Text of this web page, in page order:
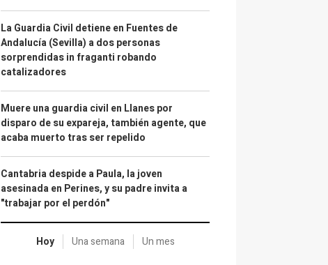
La Guardia Civil detiene en Fuentes de
Andalucía (Sevilla) a dos personas
sorprendidas in fraganti robando
catalizadores
Muere una guardia civil en Llanes por
disparo de su expareja, también agente, que
acaba muerto tras ser repelido
Cantabria despide a Paula, la joven
asesinada en Perines, y su padre invita a
"trabajar por el perdón"
Hoy Una semana Un mes